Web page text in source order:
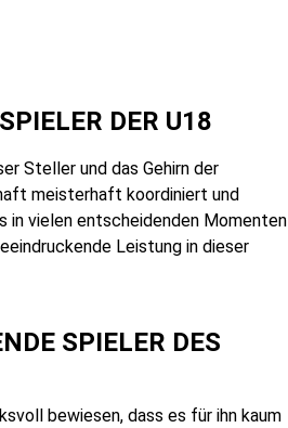
DER U18
Steller und das Gehirn der
meisterhaft koordiniert und
in vielen entscheidenden Momenten
Leistung in dieser
SPIELER DES
bewiesen, dass es für ihn kaum